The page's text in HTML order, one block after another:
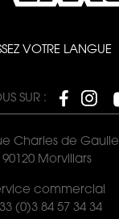
VOTRE LANGUE
SUR :
Charles de Gaulle
90120 Morvillars
commercial
(0)3 84 57 34 34